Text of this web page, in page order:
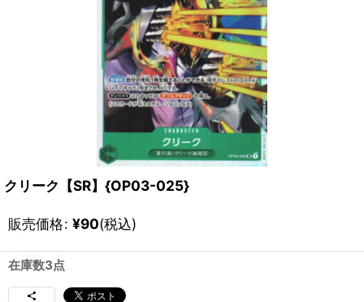
クリーク【SR】{OP03-025}
販売価格: ¥90(税込)
在庫数3点